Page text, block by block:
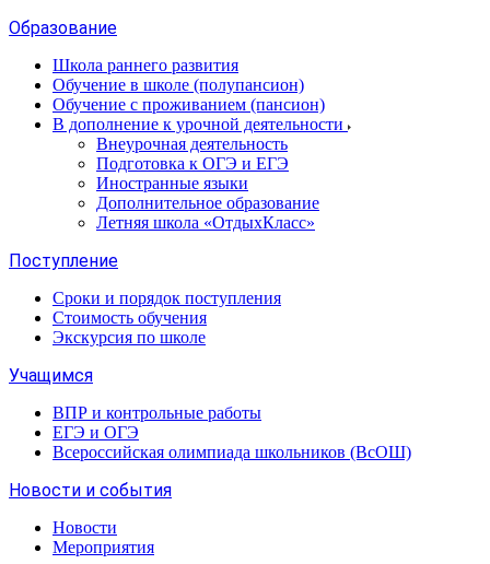
Образование
Школа раннего развития
Обучение в школе (полупансион)
Обучение с проживанием (пансион)
В дополнение к урочной деятельности
Внеурочная деятельность
Подготовка к ОГЭ и ЕГЭ
Иностранные языки
Дополнительное образование
Летняя школа «ОтдыхКласс»
Поступление
Сроки и порядок поступления
Стоимость обучения
Экскурсия по школе
Учащимся
ВПР и контрольные работы
ЕГЭ и ОГЭ
Всероссийская олимпиада школьников (ВсОШ)
Новости и события
Новости
Мероприятия